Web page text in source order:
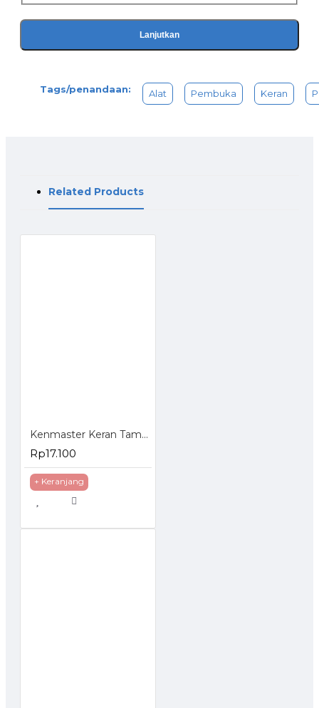
Lanjutkan
Tags/penandaan: Alat Pembuka Keran
Related Products
Kenmaster Keran Taman Besi 1/2 Inch - Kran Gagang Hijau
Rp17.100
+ Keranjang